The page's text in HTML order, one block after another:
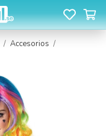
/ Accesorios /